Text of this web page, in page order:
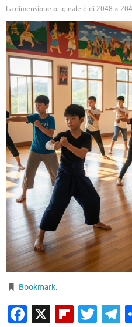
La dimensione originale è di 2048 ×
Bookmark.
Facebook
X